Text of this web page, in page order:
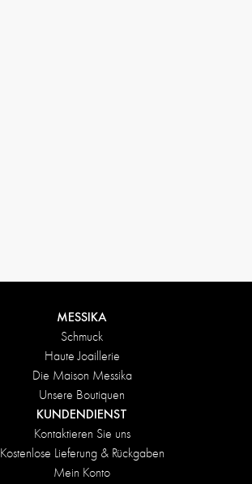
MESSIKA
Schmuck
Haute Joaillerie
Die Maison Messika
Unsere Boutiquen
KUNDENDIENST
Kontaktieren Sie uns
Kostenlose Lieferung & Rückgaben
Mein Konto